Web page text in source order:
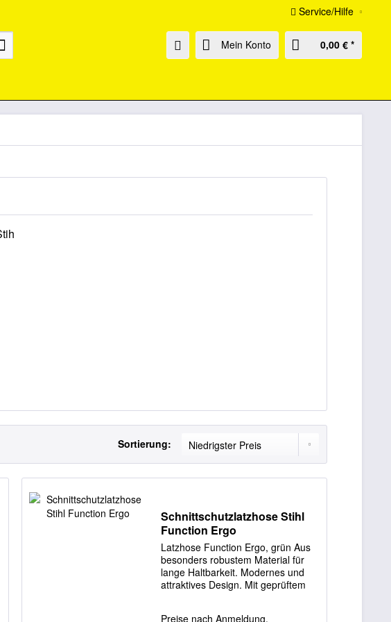
Service/Hilfe
Mein Konto 0,00 € *
Sortierung:
Schnittschutzlatzhose Stihl
Function Ergo
Latzhose Function Ergo, grün Aus
besonders robustem Material für
lange Haltbarkeit. Modernes und
attraktives Design. Mit geprüftem
Preise nach Anmeldung.